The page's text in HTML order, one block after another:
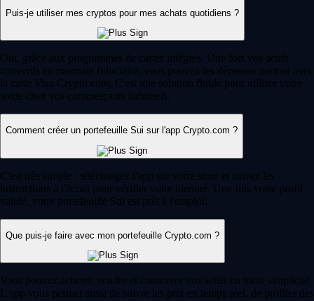
Puis-je utiliser mes cryptos pour mes achats quotidiens ?
Oui, grâce aux programmes de cartes intégrés. Une fois vos actifs
convertis en monnaie fiduciaire, vous pouvez les dépenser partout avec
la carte Visa Crypto.com. C'est une solution fluide pour utiliser votre
solde chez vos commerçants habituels.
Comment créer un portefeuille Sui sur l'app Crypto.com ?
C'est très simple : téléchargez l'app sur votre store et suivez les
instructions à l'écran pour vérifier votre identité. Une fois votre profil
validé, votre portefeuille Sui est prêt à l'emploi.
Que puis-je faire avec mon portefeuille Crypto.com ?
Vous pouvez acheter, vendre et conserver vos actifs en toute simplicité.
L'app vous permet aussi de suivre les prix en temps réel, de profiter des